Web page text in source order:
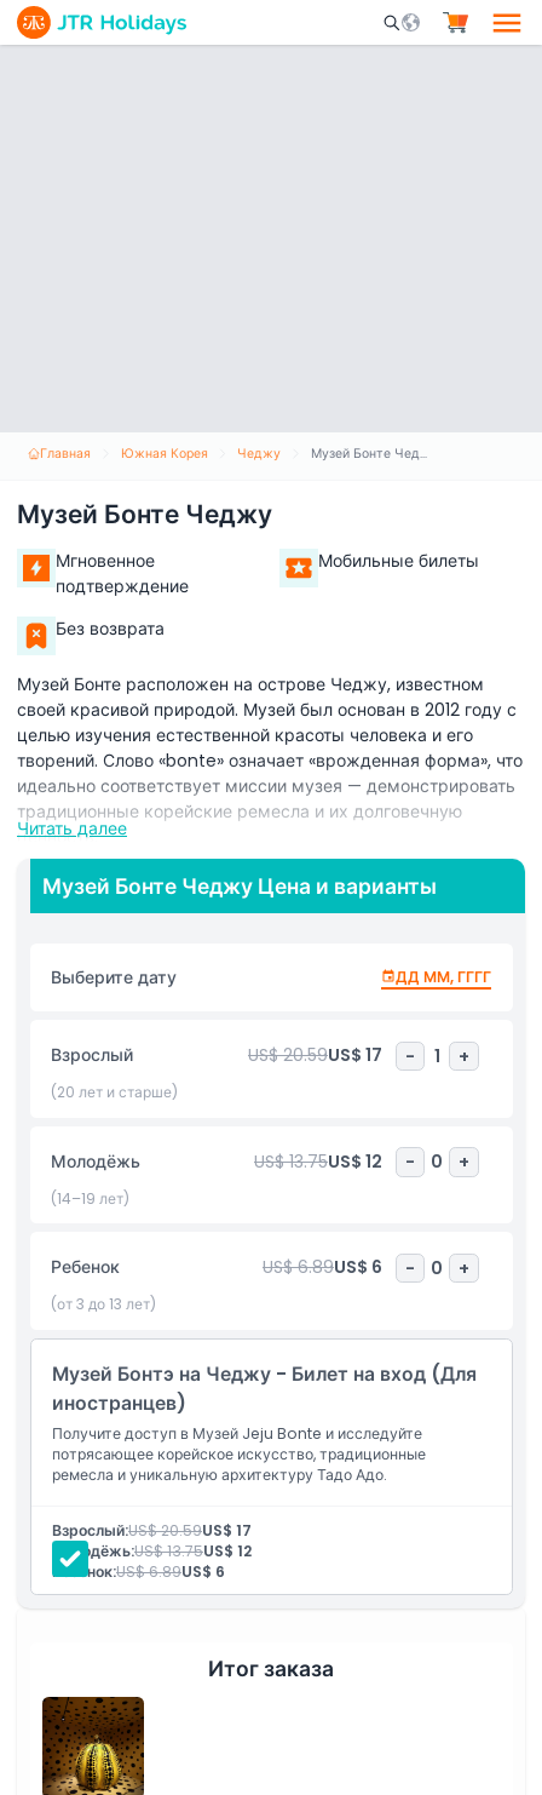
Mobile Search
Главная Южная Корея Чеджу Музей Бонте Чеджу
Музей Бонте Чеджу
Мгновенное
подтверждение
Мобильные билеты
Без возврата
Музей Бонте расположен на острове Чеджу, известном
своей красивой природой. Музей был основан в 2012 году с
целью изучения естественной красоты человека и его
творений. Слово «bonte» означает «врожденная форма», что
идеально соответствует миссии музея — демонстрировать
традиционные корейские ремесла и их долговечную
ценность.
В музее хранится множество произведений искусства и
ремесел, которые выделяют историю и культуру Кореи.
упаковочные ткани (известные как «bojagi»), деревянная
посуда. Эти предметы взяты из коллекции основателя,
которую он собирал более 30 лет.
Музей Бонте смотрит не только в прошлое — он также
современным обществом. Он стремится поделиться
красотой корейской культуры с людьми со всего мира.
Коллекция музея рассказывает историю богатого
ценить традиционное мастерство.
Основные моменты
Включено
Политика в отношении детей и взрослых
Исключения
Местоположение
Читать далее
Музей Бонте Чеджу Цена и варианты
Выберите дату ДД ММ, ГГГГ
Взрослый US$ 20.59US$ 17 - 1 +
(20 лет и старше)
Молодёжь US$ 13.75US$ 12 - 0 +
(14–19 лет)
Ребенок US$ 6.89US$ 6 - 0 +
(от 3 до 13 лет)
Музей Бонтэ на Чеджу - Билет на вход (Для
иностранцев)
Получите доступ в Музей Jeju Bonte и исследуйте
потрясающее корейское искусство, традиционные
ремесла и уникальную архитектуру Тадо Адо.
Взрослый:US$ 20.59US$ 17
Молодёжь:US$ 13.75US$ 12
Ребенок:US$ 6.89US$ 6
Итог заказа